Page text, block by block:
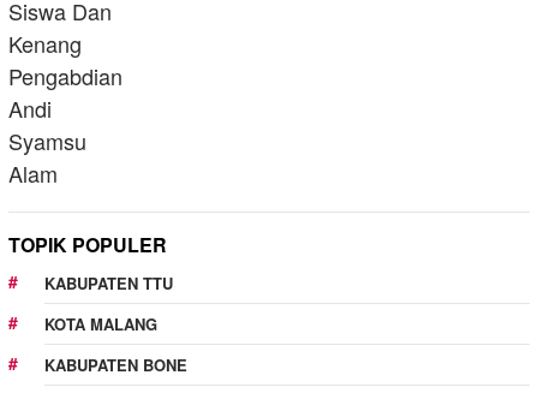
TOPIK POPULER
KABUPATEN TTU
KOTA MALANG
KABUPATEN BONE